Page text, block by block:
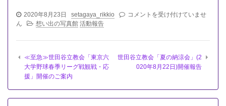
2020年8月23日 setagaya_rikkio
世
立
会
「東
コメントを受け付けていませ
ん
想い出の写真館 活動報告
≪至急≫世田谷立教会「東京六
大学野球春季リーグ戦観戦・応
援」開催のご案内
世田谷立教会「夏の納涼会」(2
020年8月22日)開催報告